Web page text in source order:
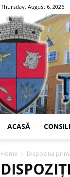
Thursday, August 6, 2026
ACASĂ
Home Dispoziția